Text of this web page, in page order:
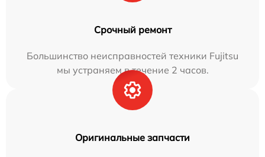
Срочный ремонт
Большинство неисправностей техники Fujitsu
мы устраняем в течение 2 часов.
Оригинальные запчасти